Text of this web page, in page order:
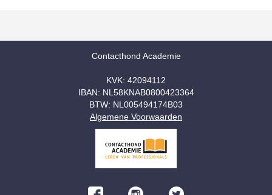
Contacthond Academie
KVK: 42094112
IBAN: NL58KNAB0800423364
BTW: NL005494174B03
Algemene Voorwaarden